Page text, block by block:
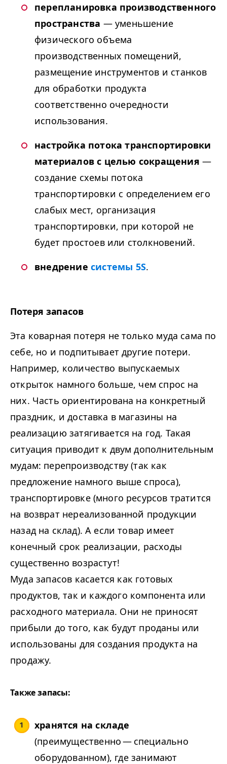
перепланировка производственного
пространства — уменьшение
физического объема
производственных помещений,
размещение инструментов и станков
для обработки продукта
соответственно очередности
использования.
настройка потока транспортировки
материалов с целью сокращения—
создание схемы потока
транспортировки с определением его
слабых мест, организация
транспортировки, при которой не
будет простоев или столкновений.
внедрение системы 5S.
Потеря запасов
Эта коварная потеря не только муда сама по
себе, но и подпитывает другие потери.
Например, количество выпускаемых
открыток намного больше, чем спрос на
них. Часть ориентирована на конкретный
праздник, и доставка в магазины на
реализацию затягивается на год. Такая
ситуация приводит к двум дополнительным
мудам: перепроизводству (так как
предложение намного выше спроса),
транспортировке (много ресурсов тратится
на возврат нереализованной продукции
назад на склад). А если товар имеет
конечный срок реализации, расходы
существенно возрастут!
Муда запасов касается как готовых
продуктов, так и каждого компонента или
расходного материала. Они не приносят
прибыли до того, как будут проданы или
использованы для создания продукта на
продажу.
Также запасы:
хранятся на складе
(преимущественно — специально
оборудованном), где занимают